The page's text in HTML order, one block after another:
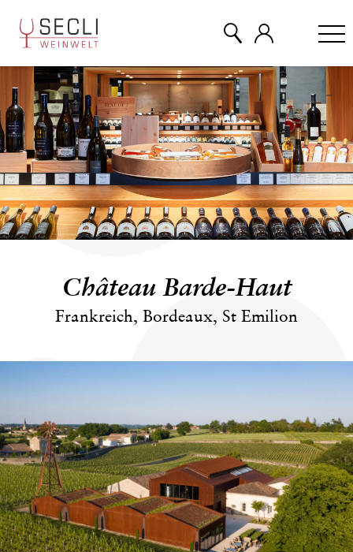
Château Barde-Haut
Frankreich, Bordeaux, St Emilion
WEINE
CHAMPAGNER
& MEHR
ÜBER UNS